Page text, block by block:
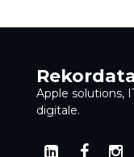
Apple solutions,
digitale.